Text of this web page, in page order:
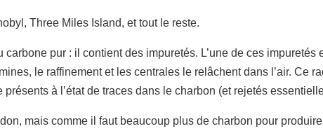
Three Miles Island, et tout le reste.
carbone pur : il contient des impuretés. L’une de ces
le raffinement et les centrales le relâchent dans l’air. Ce
présents à l’état de traces dans le charbon (et rejetés
mais comme il faut beaucoup plus de charbon pour